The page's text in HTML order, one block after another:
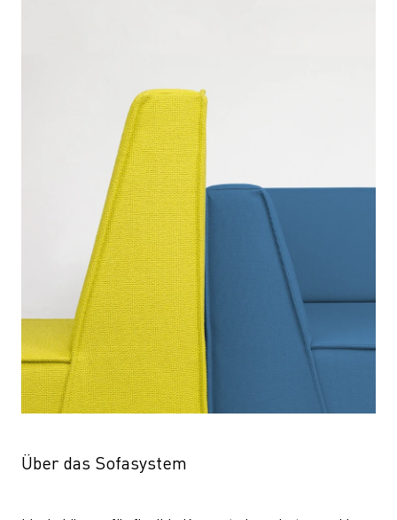
Über das Sofasystem